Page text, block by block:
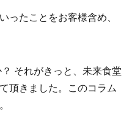
たことをお客様含め、
それがきっと、未来食堂
頂きました。このコラム